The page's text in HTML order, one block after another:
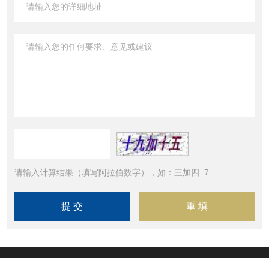
请输入计算结果（填写阿拉伯数字），如：三加四=7